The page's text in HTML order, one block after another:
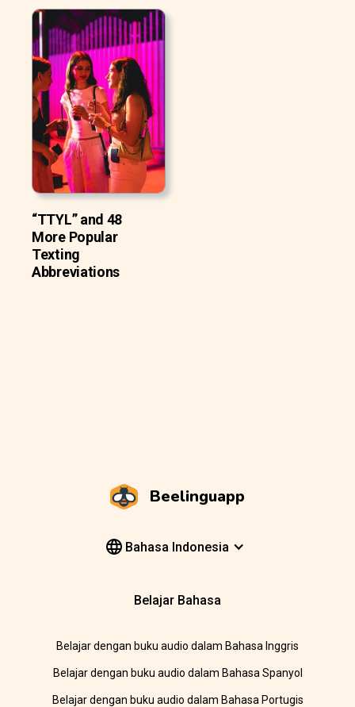
“TTYL” and 48
More Popular
Texting
Abbreviations
Beelinguapp
Bahasa Indonesia
Belajar Bahasa
Belajar dengan buku audio dalam Bahasa Inggris
Belajar dengan buku audio dalam Bahasa Spanyol
Belajar dengan buku audio dalam Bahasa Portugis